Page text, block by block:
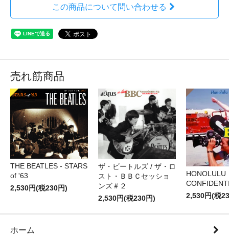
この商品について問い合わせる
売れ筋商品
THE BEATLES - STARS
of '63
2,530円(税230円)
ザ・ビートルズ / ザ・ロ
スト・ＢＢＣセッショ
ンズ＃２
2,530円(税230円)
HONOLULU
2,530円(税
ホーム